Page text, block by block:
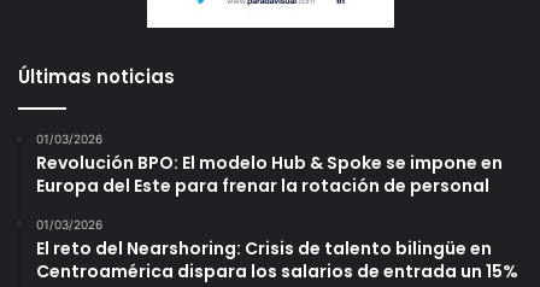
Últimas noticias
01/03/2026
Revolución BPO: El modelo Hub & Spoke se impone en
Europa del Este para frenar la rotación de personal
01/03/2026
El reto del Nearshoring: Crisis de talento bilingüe en
Centroamérica dispara los salarios de entrada un 15%